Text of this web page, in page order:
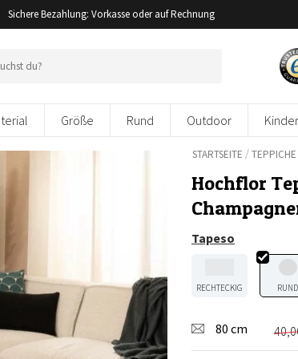
Sichere Bezahlung: Vorkasse oder auf Rechnung
Größe Rund Outdoor Kinder
STARTSEITE /TEPPICHE
Hochflor
Tapeso
RECHTECKIG RUND
80 cm